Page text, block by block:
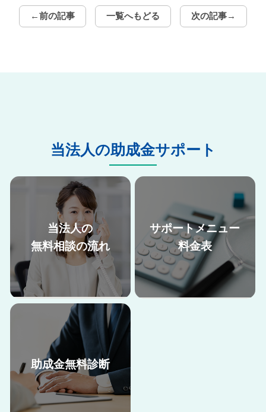
←前の記事 一覧へもどる 次の記事→
当法人の助成金サポート
当法人の
無料相談の流れ
助成金申請には、申請書類の準
サポートメニュー
料金表
助成金無料診断